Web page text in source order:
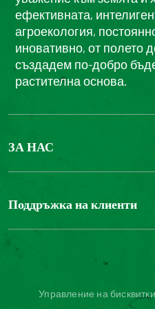
ефективната,
агроекология,
иновативно, от полето
създадем по-добро
растителна основа.
ЗА НАС
БОНДЮЕЛ ГРУП
Поддръжка на клиенти
Свържете се с нас
Достъпност на уебсайта: не
Управление на